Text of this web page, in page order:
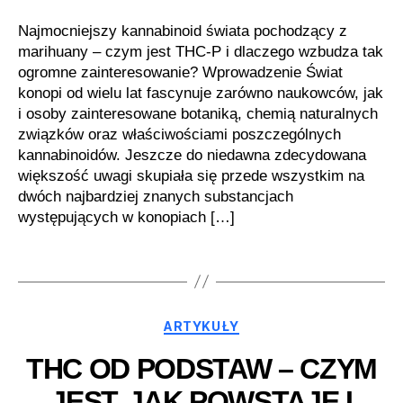
Najmocniejszy kannabinoid świata pochodzący z
marihuany – czym jest THC-P i dlaczego wzbudza tak
ogromne zainteresowanie? Wprowadzenie Świat
konopi od wielu lat fascynuje zarówno naukowców, jak
i osoby zainteresowane botaniką, chemią naturalnych
związków oraz właściwościami poszczególnych
kannabinoidów. Jeszcze do niedawna zdecydowana
większość uwagi skupiała się przede wszystkim na
dwóch najbardziej znanych substancjach
występujących w konopiach […]
Kategorie
ARTYKUŁY
THC OD PODSTAW – CZYM